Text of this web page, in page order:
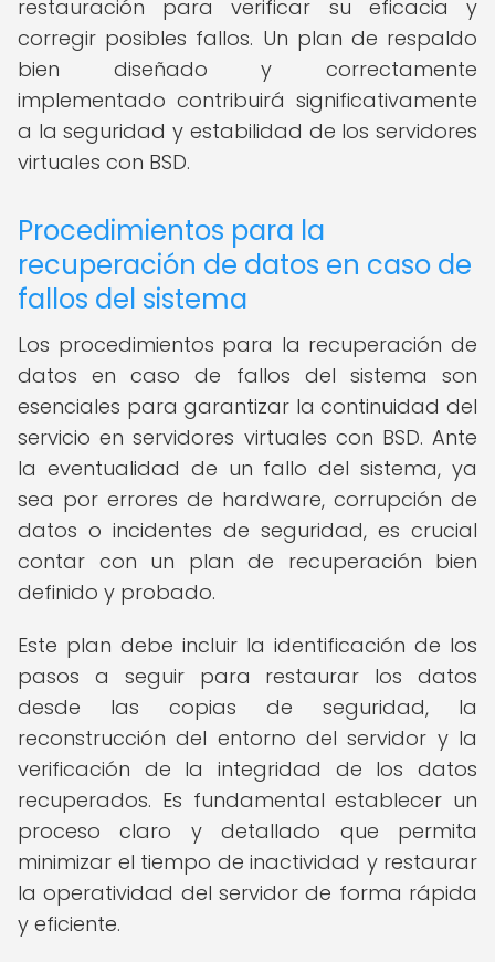
restauración para verificar su eficacia y
corregir posibles fallos. Un plan de respaldo
bien diseñado y correctamente
implementado contribuirá significativamente
a la seguridad y estabilidad de los servidores
virtuales con BSD.
Procedimientos para la
recuperación de datos en caso de
fallos del sistema
Los procedimientos para la recuperación de
datos en caso de fallos del sistema son
esenciales para garantizar la continuidad del
servicio en servidores virtuales con BSD. Ante
la eventualidad de un fallo del sistema, ya
sea por errores de hardware, corrupción de
datos o incidentes de seguridad, es crucial
contar con un plan de recuperación bien
definido y probado.
Este plan debe incluir la identificación de los
pasos a seguir para restaurar los datos
desde las copias de seguridad, la
reconstrucción del entorno del servidor y la
verificación de la integridad de los datos
recuperados. Es fundamental establecer un
proceso claro y detallado que permita
minimizar el tiempo de inactividad y restaurar
la operatividad del servidor de forma rápida
y eficiente.